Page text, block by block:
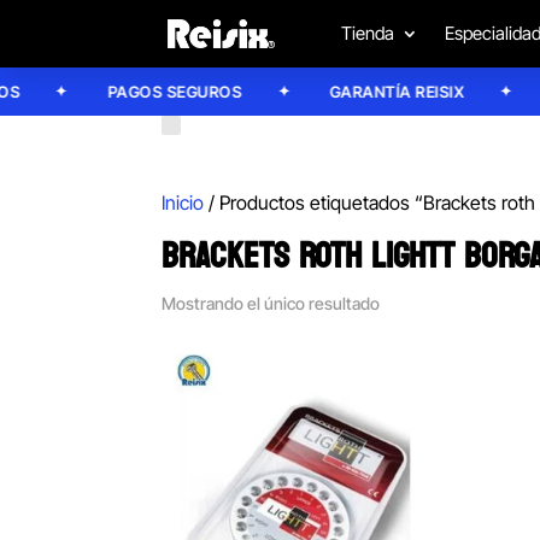
Tienda
PAGOS SEGUROS GARANTÍA REISIX
Inicio / Productos etiquetados “Brackets roth
BRACKETS ROTH LIGHTT
Mostrando el único resultado